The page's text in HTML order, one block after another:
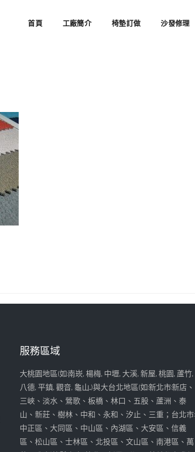
首頁 工廠簡介 椅墊訂做 沙發修理
服務區域
大桃園地區(如:南崁, 楊梅, 中壢, 大溪, 新屋, 桃園, 蘆竹,
八德, 平鎮, 觀音, 龜山...)與大台北地區(如:新北市:新店、
三峽、淡水、鶯歌、板橋、林口、五股、蘆洲、泰
山、新莊、樹林、中和、永和、汐止、三重；台北市:
中正區、大同區、中山區、內湖區、大安區、信義
區、松山區、士林區、北投區、文山區、南港區、萬